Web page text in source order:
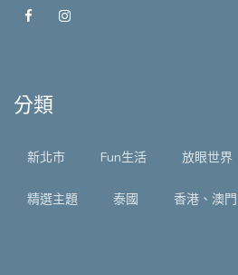
分類
新北市 Fun生活 放眼世界
精選主題 泰國 香港、澳門